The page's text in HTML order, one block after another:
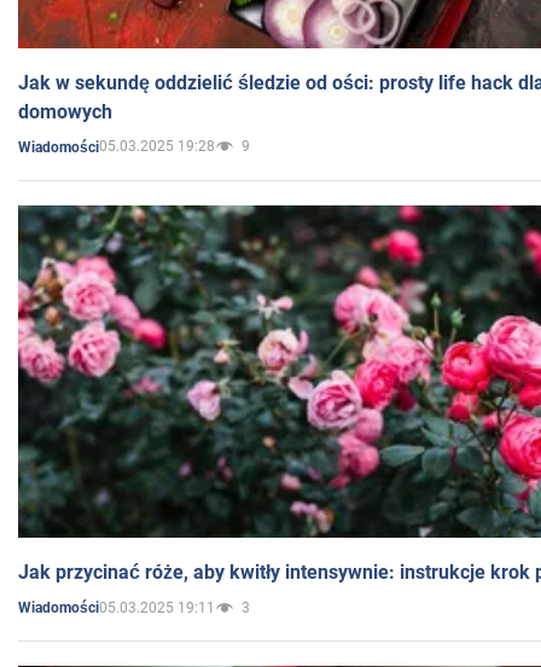
Jak w sekundę oddzielić śledzie od ości: prosty life hack
domowych
Wiadomości05.03.2025 19:28 9
Jak przycinać róże, aby kwitły intensywnie: instrukcje krok
Wiadomości05.03.2025 19:11 3